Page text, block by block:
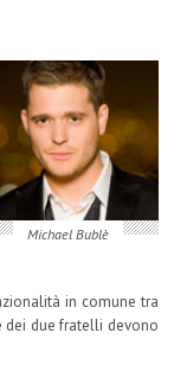
Michael Bublè
in comune tra
due fratelli devono